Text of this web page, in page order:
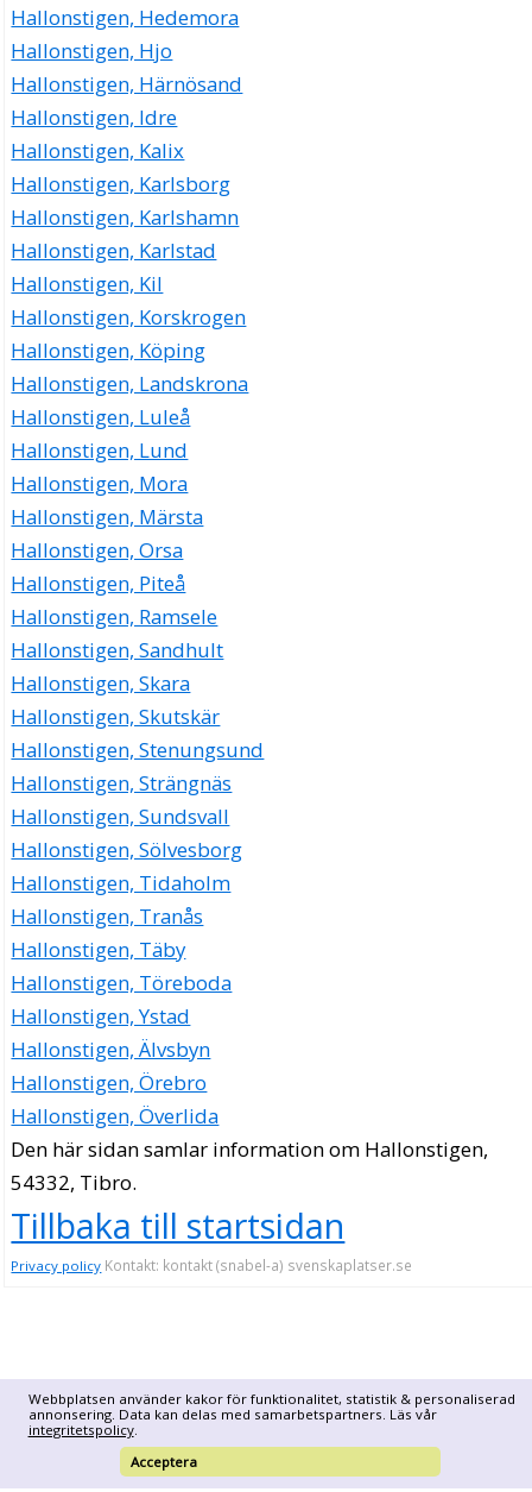
Webbplatsen använder kakor för funktionalitet, statistik & personaliserad
annonsering. Data kan delas med samarbetspartners. Läs vår
integritetspolicy.
Acceptera
Hallonstigen, Hedemora
Hallonstigen, Hjo
Hallonstigen, Härnösand
Hallonstigen, Idre
Hallonstigen, Kalix
Hallonstigen, Karlsborg
Hallonstigen, Karlshamn
Hallonstigen, Karlstad
Hallonstigen, Kil
Hallonstigen, Korskrogen
Hallonstigen, Köping
Hallonstigen, Landskrona
Hallonstigen, Luleå
Hallonstigen, Lund
Hallonstigen, Mora
Hallonstigen, Märsta
Hallonstigen, Orsa
Hallonstigen, Piteå
Hallonstigen, Ramsele
Hallonstigen, Sandhult
Hallonstigen, Skara
Hallonstigen, Skutskär
Hallonstigen, Stenungsund
Hallonstigen, Strängnäs
Hallonstigen, Sundsvall
Hallonstigen, Sölvesborg
Hallonstigen, Tidaholm
Hallonstigen, Tranås
Hallonstigen, Täby
Hallonstigen, Töreboda
Hallonstigen, Ystad
Hallonstigen, Älvsbyn
Hallonstigen, Örebro
Hallonstigen, Överlida
Den här sidan samlar information om Hallonstigen,
54332, Tibro.
Tillbaka till startsidan
Privacy policy Kontakt: kontakt (snabel-a) svenskaplatser.se